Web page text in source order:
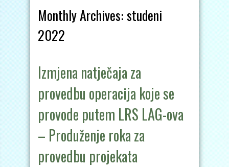
Monthly Archives:studeni
2022
Izmjena natječaja za
provedbu operacija koje se
provode putem LRS LAG-ova
– Produženje roka za
provedbu projekata